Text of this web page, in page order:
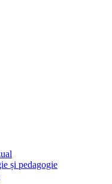
și pedagogie